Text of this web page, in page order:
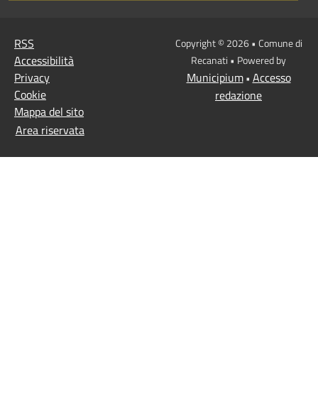
RSS
Accessibilità
Privacy
Cookie
Mappa del sito
Area riservata
Copyright © 2026 • Comune di
Recanati • Powered by
Municipium• Accesso
redazione